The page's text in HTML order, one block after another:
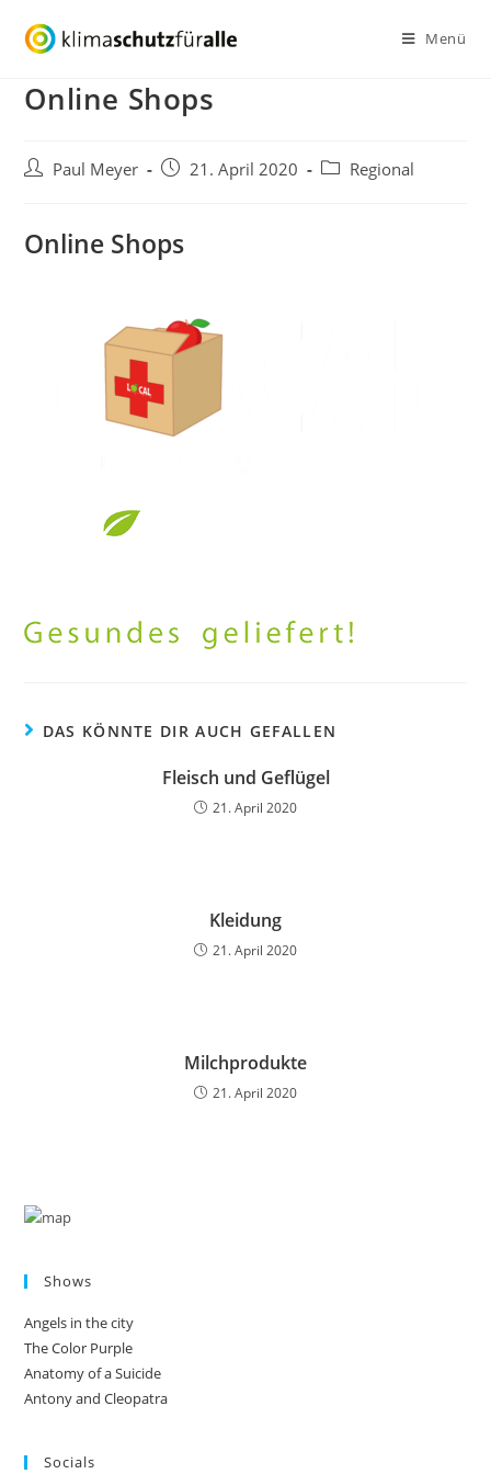
Inhalt
Menü
Online Shops
Beitrags-Paul Meyer
Beitrag21. April 2020
Beitrags-
Regional
Online Shops
DAS KÖNNTE DIR AUCH GEFALLEN
Fleisch und Geflügel
21. April 2020
Kleidung
21. April 2020
Milchprodukte
21. April 2020
Shows
Angels in the city
The Color Purple
Anatomy of a Suicide
Antony and Cleopatra
Socials